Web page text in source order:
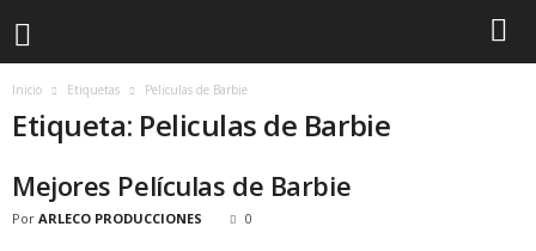
Inicio Etiquetas Peliculas de Barbie
Etiqueta: Peliculas de Barbie
Mejores Películas de Barbie
Por ARLECO PRODUCCIONES 0